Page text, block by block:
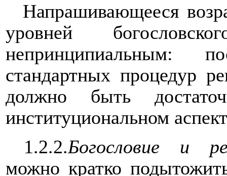
Напрашивающееся
уровней
непринципиальным:
стандартных процедур
должно быть
институциональном
1.2.2.Богословие и
можно кратко